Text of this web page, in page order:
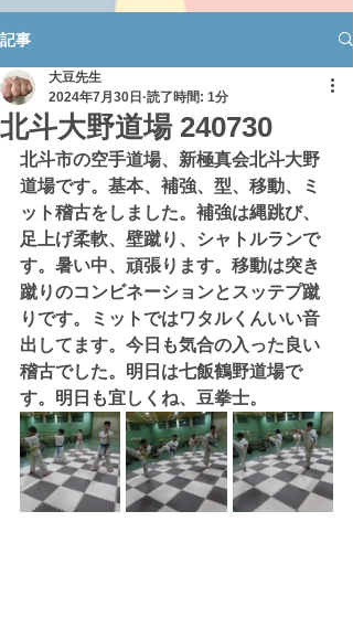
記事
北斗大野道場 240730
大豆先生
2024年7月30日 読了時間: 1分
北斗市の空手道場、新極真会北斗大野
道場です。基本、補強、型、移動、ミ
ット稽古をしました。補強は縄跳び、
足上げ柔軟、壁蹴り、シャトルランで
す。暑い中、頑張ります。移動は突き
蹴りのコンビネーションとスッテプ蹴
りです。ミットではワタルくんいい音
出してます。今日も気合の入った良い
稽古でした。明日は七飯鶴野道場で
す。明日も宜しくね、豆拳士。